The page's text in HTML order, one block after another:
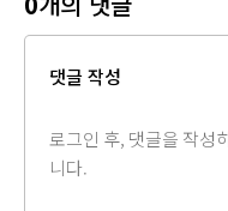
댓글 작성